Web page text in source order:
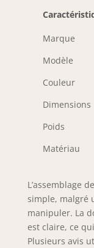
DE
la
grâce
pas à
bois
[boîte
avoir
Marque
Modèle
Couleur
Dimensions
Poids
Matériau
L’assemblage
simple, malgré
manipuler. La
est claire, ce
Plusieurs avis